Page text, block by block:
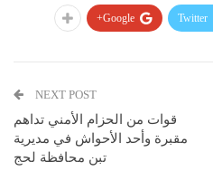
Twitter
Google+
NEXT POST
قوات من الحزام الأمني تداهم
مقبرة وأحد الأحواش في مديرية
تبن محافظة لحج